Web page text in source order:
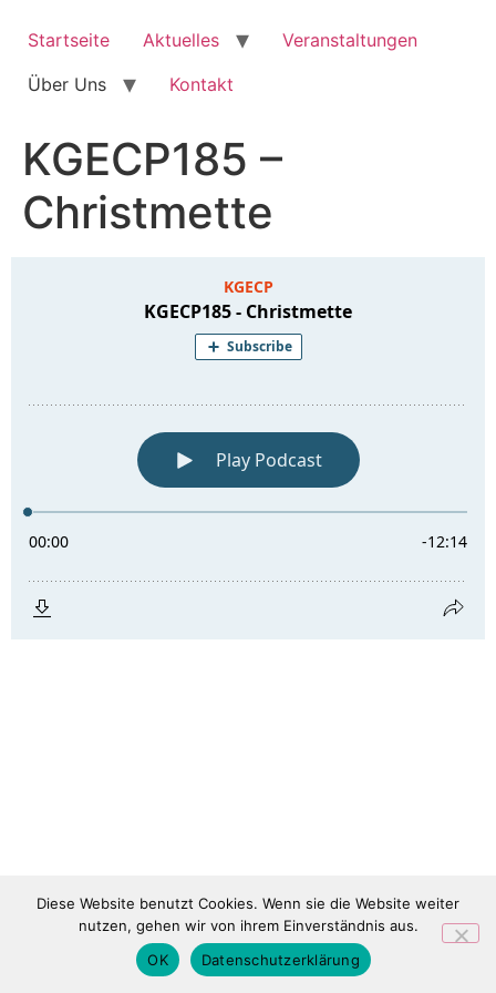
InhaltStartseite Aktuelles
Veranstaltungen
Über Uns
Kontakt
KGECP185 –
Christmette
Diese Website benutzt Cookies. Wenn sie die Website weiter
nutzen, gehen wir von ihrem Einverständnis aus.
OK
Datenschutzerklärung